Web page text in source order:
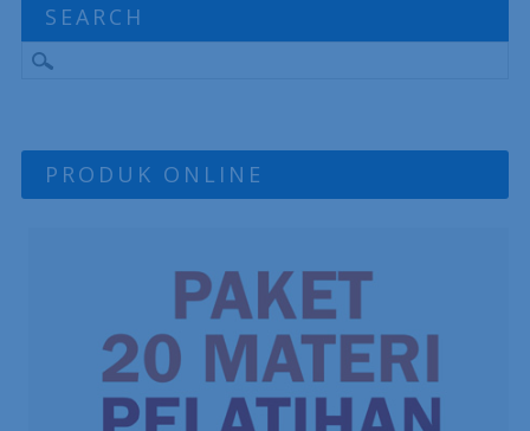
SEARCH
PRODUK ONLINE